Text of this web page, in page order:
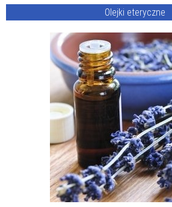
Olejki eteryczne